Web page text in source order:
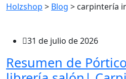
Holzshop > Blog > carpintería
31 de julio de 2026
Resumen de